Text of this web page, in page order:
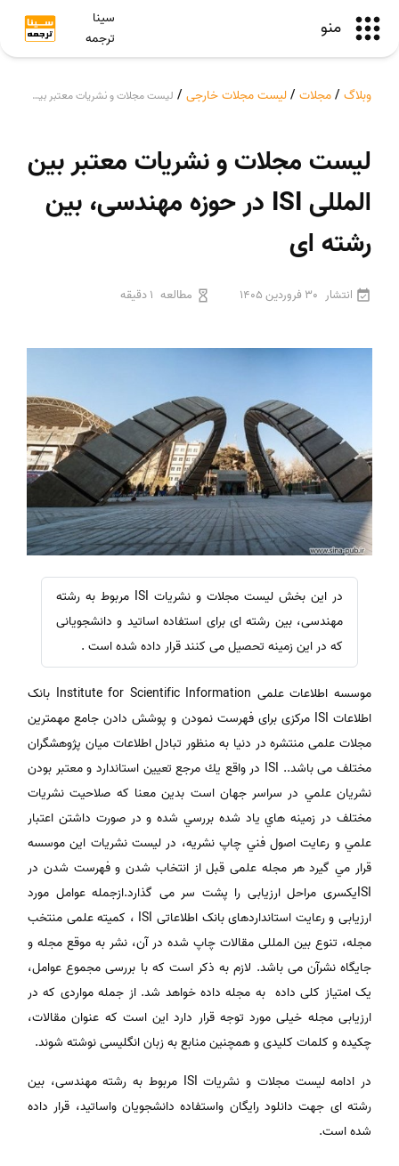
منو
سینا
ترجمه
وبلاگ /مجلات /لیست مجلات خارجی / لیست مجلات و نشریات معتبر بین المللی ISI در حوزه مهندسی، بین رشته ای
لیست مجلات و نشریات معتبر بین
المللی ISI در حوزه مهندسی، بین
رشته ای
انتشار 30 فروردین 1405 مطالعه 1 دقیقه
در این بخش لیست مجلات و نشریات ISI مربوط به رشته
مهندسی، بین رشته ای برای استفاده اساتید و دانشجویانی
که در این زمینه تحصیل می کنند قرار داده شده است .
موسسه اطلاعات علمی Institute for Scientific Information بانک
اطلاعات ISI مرکزی برای فهرست نمودن و پوشش دادن جامع مهمترین
مجلات علمی منتشره در دنیا به منظور تبادل اطلاعات میان پژوهشگران
مختلف می باشد.. ISI در واقع يك مرجع تعيين استاندارد و معتبر بودن
نشريان علمي در سراسر جهان است بدين معنا كه صلاحيت نشريات
مختلف در زمينه هاي ياد شده بررسي شده و در صورت داشتن اعتبار
علمي و رعايت اصول فني چاپ نشريه، در ليست نشريات اين موسسه
قرار مي گيرد هر مجله علمی قبل از انتخاب شدن و فهرست شدن در
ISIیکسری مراحل ارزیابی را پشت سر می گذارد.ازجمله عوامل مورد
ارزیابی و رعایت استانداردهای بانک اطلاعاتی ISI ، کمیته علمی منتخب
مجله، تنوع بین المللی مقالات چاپ شده در آن، نشر به موقع مجله و
جایگاه نشرآن می باشد. لازم به ذکر است که با بررسی مجموع عوامل،
یک امتیاز کلی داده به مجله داده خواهد شد. از جمله مواردی که در
ارزیابی مجله خیلی مورد توجه قرار دارد این است که عنوان مقالات،
چکیده و کلمات کلیدی و همچنین منابع به زبان انگلیسی نوشته شوند.
در ادامه لیست مجلات و نشریات ISI مربوط به رشته مهندسی، بین
رشته ای جهت دانلود رایگان واستفاده دانشجویان واساتید، قرار داده
شده است.